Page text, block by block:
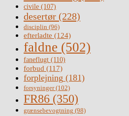
civile (107)
desertør (228)
disciplin (96)
efterladte (124)
faldne (502)
faneflugt (110)
forbud (117)
forplejning (181)
forsyninger(102)
FR86 (350)
grænsebevogtning (98)